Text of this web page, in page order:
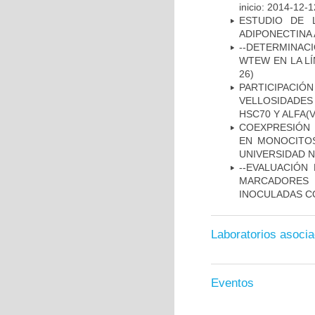
inicio: 2014-12-
ESTUDIO DE
--
WTEW EN LA
26)
HSC70 Y
EN
UNIVERSIDAD
--
INOCULADAS
Laboratorios
Eventos